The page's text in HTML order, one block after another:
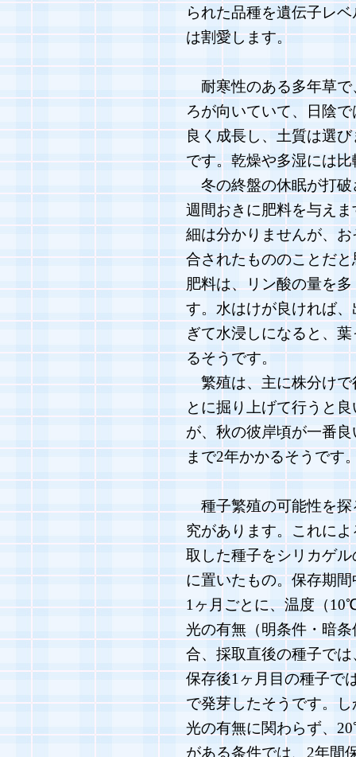
られた品種を遺伝子レ
は割愛します。
耐寒性のある多年草で
ろが向いていて、日陰
良く成長し、土質は選
です。乾燥や多湿には
冬の終盤の休眠が打破
週間おきに肥料を与え
細は分かりませんが、
合されたもののことだ
肥料は、リン酸の量を
す。水はけが良ければ
ぎて水浸しになると、
るそうです。
繁殖は、主に株分けで
とに掘り上げて行うと
が、秋の彼岸頃が一番
まで2年かかるそうです
種子繁殖の可能性を探
究があります。これに
取した種子をシリカゲ
に置いたもの。保存期
1ヶ月ごとに、温度（
光の有無（明条件・暗
合、採取直後の種子で
保存後1ヶ月目の種子で
で発芽したそうです。
光の有無に関わらず、
がある条件では、2年間